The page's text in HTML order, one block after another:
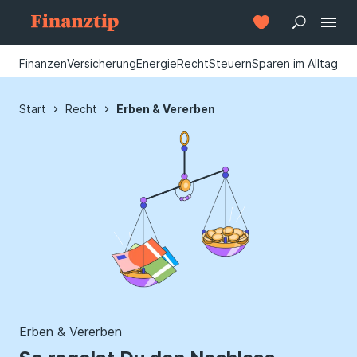
FinanzenVersicherungEnergieRechtSteuernSparen im Alltag
Start Recht Erben & Vererben
Erben & Vererben